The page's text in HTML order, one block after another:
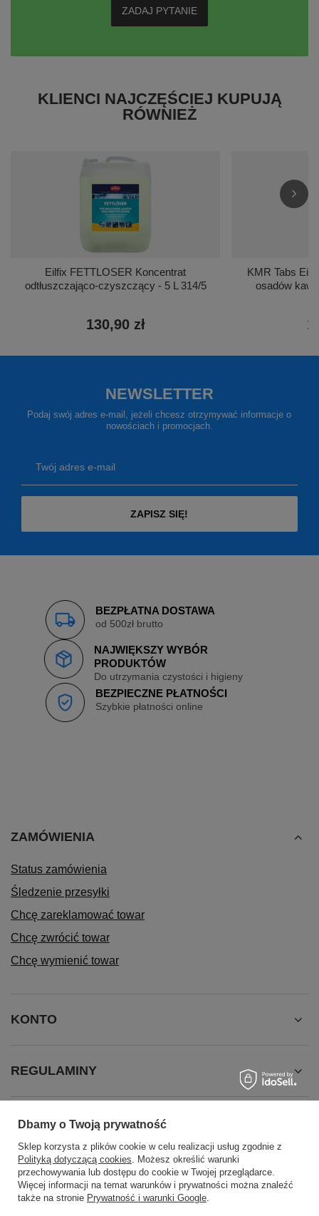
ZADAJ PYTANIE
KLIENCI NAJCZĘŚCIEJ KUPUJĄ
RÓWNIEŻ
Eilfix FETTLOSER Koncentrat
odtłuszczająco-czyszczący - 5 L 314/5
130,90 zł
KMR Tabs
osadów
NEWSLETTER
Podaj swój adres e-mail, jeżeli chcesz otrzymywać informacje o
nowościach i promocjach.
Twój adres e-mail
ZAPISZ SIĘ!
BEZPŁATNA DOSTAWA
od 500zł brutto
NAJWIĘKSZY WYBÓR
PRODUKTÓW
Do utrzymania czystości i higieny
BEZPIECZNE PŁATNOŚCI
Szybkie płatności online
ZAMÓWIENIA
Status zamówienia
Śledzenie przesyłki
Chcę zareklamować towar
Chcę zwrócić towar
Chcę wymienić towar
KONTO
REGULAMINY
INFORMACJE
Dbamy o Twoją prywatność
Sklep korzysta z plików cookie w celu realizacji usług zgodnie z
Polityką dotyczącą cookies. Możesz określić warunki
przechowywania lub dostępu do cookie w Twojej przeglądarce.
Więcej informacji na temat warunków i prywatności można znaleźć
także na stronie Prywatność i warunki Google.